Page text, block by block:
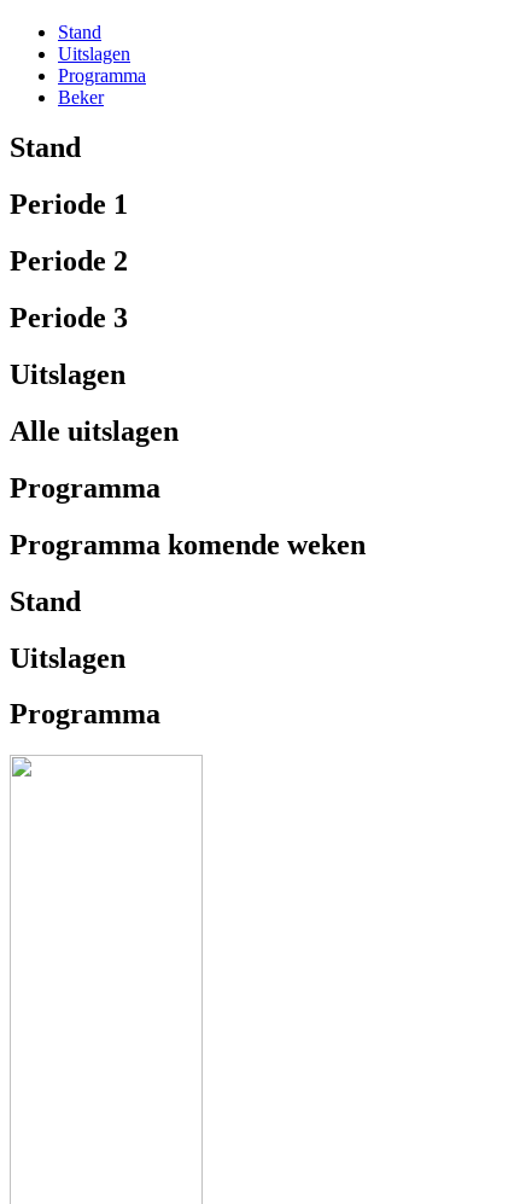
Stand
Uitslagen
Programma
Beker
Stand
Periode 1
Periode 2
Periode 3
Uitslagen
Alle uitslagen
Programma
Programma komende weken
Stand
Uitslagen
Programma